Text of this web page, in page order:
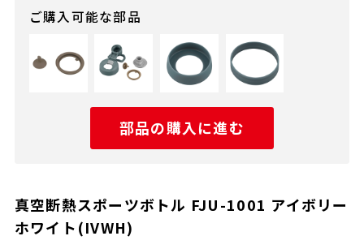
ご購入可能な部品
部品の購入に進む
真空断熱スポーツボトル FJU-1001 アイボリー
ホワイト(IVWH)